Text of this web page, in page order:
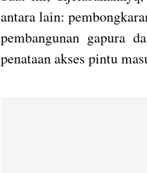
antara lain:
pembangunan gapura
penataan akses pintu